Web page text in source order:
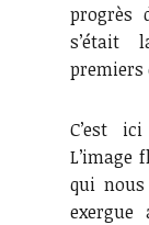
progrès
s’était
premiers
C’est
L’image
qui